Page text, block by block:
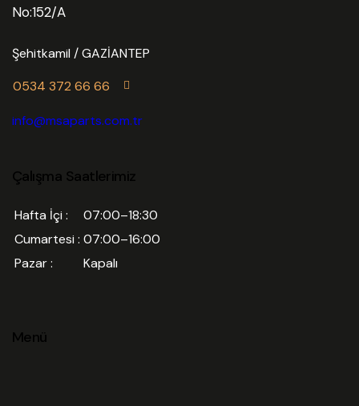
No:152/A
Şehitkamil / GAZİANTEP
0534 372 66 66
info@msaparts.com.tr
Çalışma Saatlerimiz
Hafta İçi :
07:00–18:30
Cumartesi : 07:00–16:00
Pazar :
Kapalı
Menü